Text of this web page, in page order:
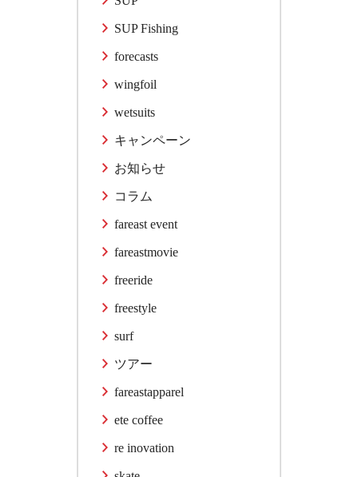
SUP Fishing
forecasts
wingfoil
wetsuits
キャンペーン
お知らせ
コラム
fareast event
fareastmovie
freeride
freestyle
surf
ツアー
fareastapparel
ete coffee
re inovation